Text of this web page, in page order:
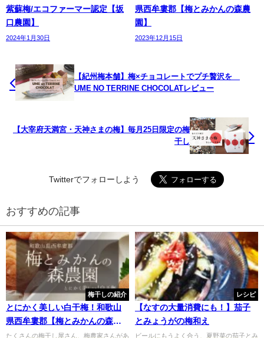
紫蘇梅/エコファーマー認定【坂
口農園】
2024年1月30日
県西牟婁郡【梅とみかんの森農
園】
2023年12月15日
【紀州梅本舗】梅×チョコレートでプチ贅沢を
UME NO TERRINE CHOCOLATレビュー
【大宰府天満宮・天神さまの梅】毎月25日限定の梅
干し
Twitterでフォローしよう
おすすめの記事
梅干しの紹介
とにかく美しい白干梅！和歌山
県西牟婁郡【梅とみかんの森農
園】
たくさんの梅干し屋さん、梅農家さんがあ
レシピ
【なすの大量消費にも！】茄子
とみょうがの梅和え
ビールにもうよく合う、夏野菜の茄子とみ